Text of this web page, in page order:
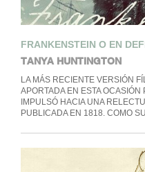
FRANKENSTEIN O EN
TANYA HUNTINGTON
LA MÁS RECIENTE VERSIÓN
APORTADA EN ESTA
IMPULSÓ HACIA UNA
PUBLICADA EN 1818. COMO